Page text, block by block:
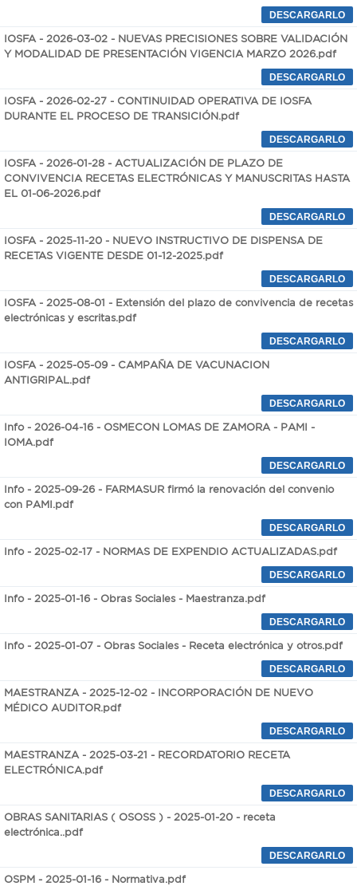
IOSFA - 2026-03-02 - NUEVAS PRECISIONES SOBRE VALIDACIÓN
Y MODALIDAD DE PRESENTACIÓN VIGENCIA MARZO 2026.pdf
IOSFA - 2026-02-27 - CONTINUIDAD OPERATIVA DE IOSFA
DURANTE EL PROCESO DE TRANSICIÓN.pdf
IOSFA - 2026-01-28 - ACTUALIZACIÓN DE PLAZO DE
CONVIVENCIA RECETAS ELECTRÓNICAS Y MANUSCRITAS HASTA
EL 01-06-2026.pdf
IOSFA - 2025-11-20 - NUEVO INSTRUCTIVO DE DISPENSA DE
RECETAS VIGENTE DESDE 01-12-2025.pdf
IOSFA - 2025-08-01 - Extensión del plazo de convivencia de recetas
electrónicas y escritas.pdf
IOSFA - 2025-05-09 - CAMPAÑA DE VACUNACION
ANTIGRIPAL.pdf
Info - 2026-04-16 - OSMECON LOMAS DE ZAMORA - PAMI -
IOMA.pdf
Info - 2025-09-26 - FARMASUR firmó la renovación del convenio
con PAMI.pdf
Info - 2025-02-17 - NORMAS DE EXPENDIO ACTUALIZADAS.pdf
Info - 2025-01-16 - Obras Sociales - Maestranza.pdf
Info - 2025-01-07 - Obras Sociales - Receta electrónica y otros.pdf
MAESTRANZA - 2025-12-02 - INCORPORACIÓN DE NUEVO
MÉDICO AUDITOR.pdf
MAESTRANZA - 2025-03-21 - RECORDATORIO RECETA
ELECTRÓNICA.pdf
OBRAS SANITARIAS ( OSOSS ) - 2025-01-20 - receta
electrónica..pdf
OSPM - 2025-01-16 - Normativa.pdf